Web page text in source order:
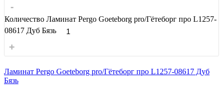
-
Количество Ламинат Pergo Goeteborg pro/Гётеборг про L1257-
08617 Дуб Бязь
+
Ламинат Pergo Goeteborg pro/Гётеборг про L1257-08617 Дуб
Бязь